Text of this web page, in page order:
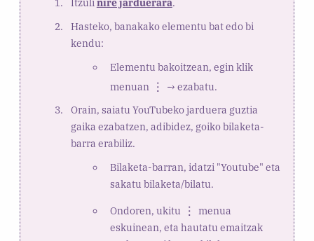
Itzulinire jarduerara.
Hasteko, banakako elementu bat edo bi
kendu:
Elementu bakoitzean, egin klik
menuan
→ ezabatu.
Orain, saiatu YouTubeko jarduera guztia
gaika ezabatzen, adibidez, goiko bilaketa-
barra erabiliz.
Bilaketa-barran, idatzi "Youtube" eta
sakatu bilaketa/bilatu.
Ondoren, ukitu
menua
eskuinean, eta hautatu emaitzak